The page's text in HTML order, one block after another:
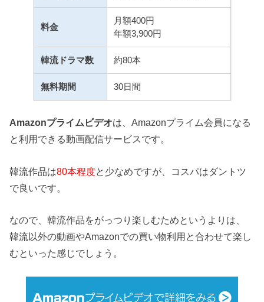
料金
月額400円
年額3,900円
韓流ドラマ数 約80本
無料期間 30日間
Amazonプライムビデオは、Amazonプライム会員になる
と利用できる動画配信サービスです。
韓流作品は80本程度と少なめですが、コスパはダントツ
で良いです。
なので、韓流作品をがっつり楽しむためというよりは、
韓流以外の動画やAmazonでの買い物利用と合わせて楽し
むといった感じでしょう。